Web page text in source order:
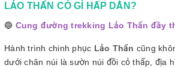
LẢO THẨN CÓ GÌ HẤP DẪN?
🔵 Cung đường trekking Lảo Thẩn đầy
Hành trình chinh phục Lảo Thẩn cũng
dưới chân núi là sườn núi đồi cỏ thấp, địa